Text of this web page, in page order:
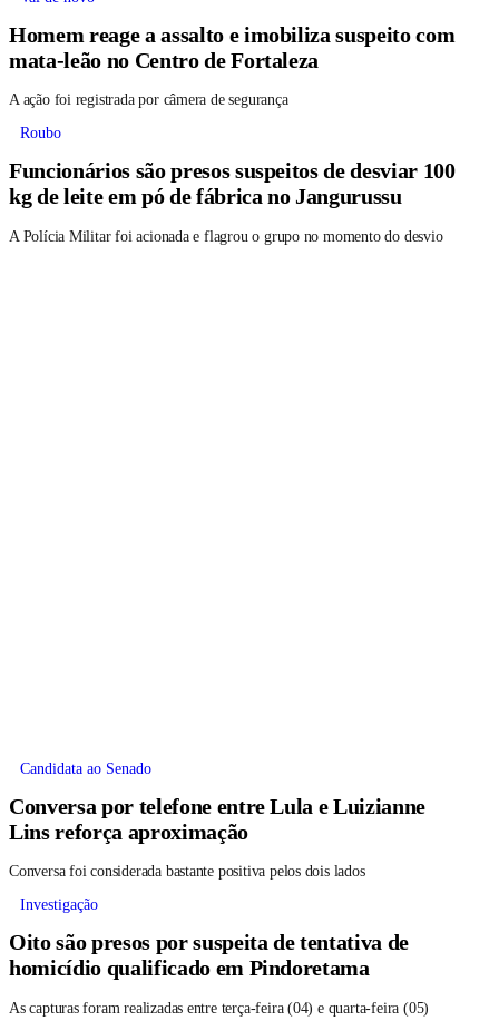
Homem reage a assalto e imobiliza suspeito com
mata-leão no Centro de Fortaleza
A ação foi registrada por câmera de segurança
Roubo
Funcionários são presos suspeitos de desviar 100
kg de leite em pó de fábrica no Jangurussu
A Polícia Militar foi acionada e flagrou o grupo no momento do desvio
Candidata ao Senado
Conversa por telefone entre Lula e Luizianne
Lins reforça aproximação
Conversa foi considerada bastante positiva pelos dois lados
Investigação
Oito são presos por suspeita de tentativa de
homicídio qualificado em Pindoretama
As capturas foram realizadas entre terça-feira (04) e quarta-feira (05)